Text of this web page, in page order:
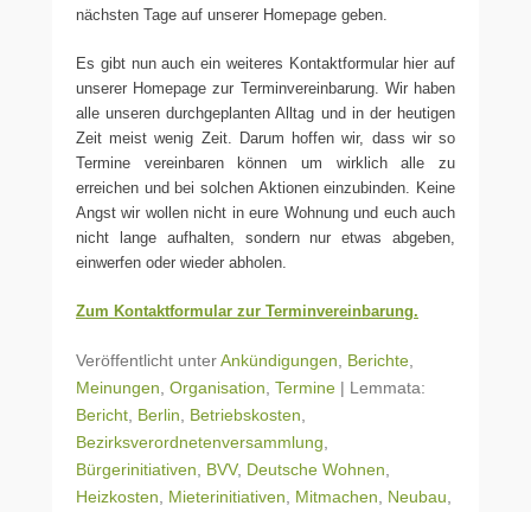
nächsten Tage auf unserer Homepage geben.
Es gibt nun auch ein weiteres Kontaktformular hier auf
unserer Homepage zur Terminvereinbarung. Wir haben
alle unseren durchgeplanten Alltag und in der heutigen
Zeit meist wenig Zeit. Darum hoffen wir, dass wir so
Termine vereinbaren können um wirklich alle zu
erreichen und bei solchen Aktionen einzubinden. Keine
Angst wir wollen nicht in eure Wohnung und euch auch
nicht lange aufhalten, sondern nur etwas abgeben,
einwerfen oder wieder abholen.
Zum Kontaktformular zur Terminvereinbarung.
Veröffentlicht unterAnkündigungen Berichte
Meinungen Organisation Termine | Lemmata:
Bericht Berlin Betriebskosten
Bezirksverordnetenversammlung
Bürgerinitiativen
BVV, Deutsche Wohnen
Heizkosten
Mieterinitiativen Mitmachen Neubau